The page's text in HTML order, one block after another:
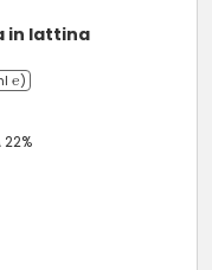
in lattina
℮)
22%